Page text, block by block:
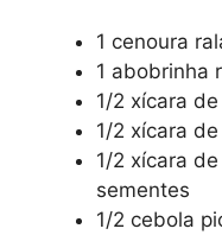
1 cenoura
1 abobrinha
1/2 xícara
1/2 xícara
1/2 xícara
sementes
1/2 cebola